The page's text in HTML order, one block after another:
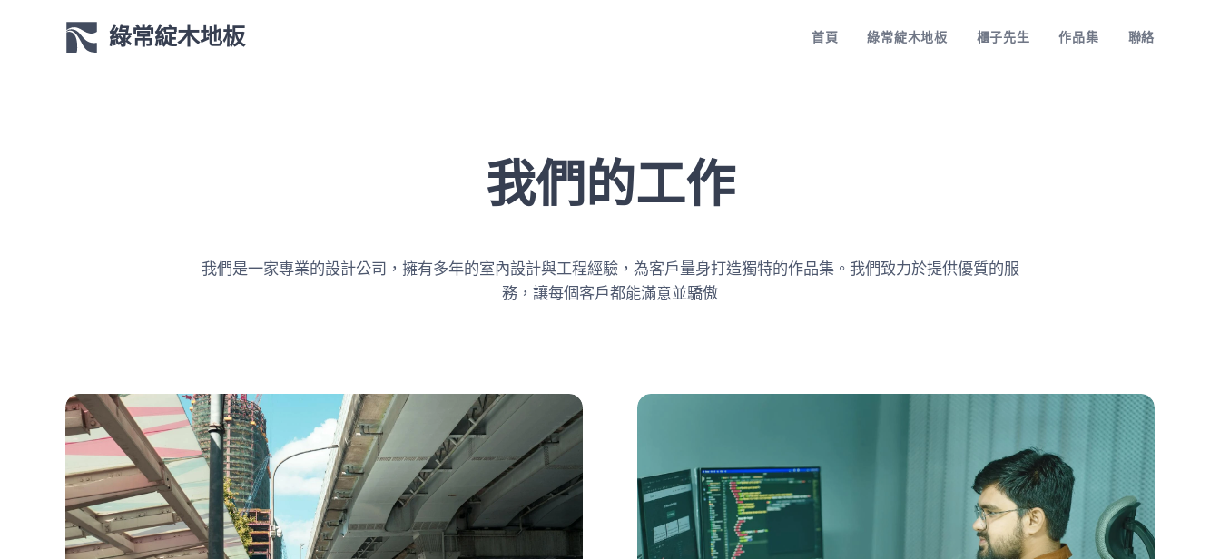
綠常綻木地板 首頁 綠常綻木地板 櫃子先生 作品集 聯絡
我們的工作
我們是一家專業的設計公司，擁有多年的室內設計與工程經驗，為客戶量身打造獨特的作品集。我們致力於提供優質的服
務，讓每個客戶都能滿意並驕傲